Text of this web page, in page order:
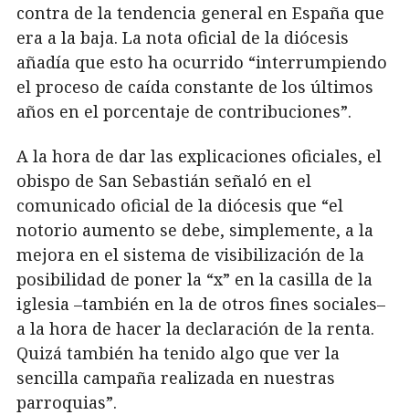
contra de la tendencia general en España que
era a la baja. La nota oficial de la diócesis
añadía que esto ha ocurrido “interrumpiendo
el proceso de caída constante de los últimos
años en el porcentaje de contribuciones”.
A la hora de dar las explicaciones oficiales, el
obispo de San Sebastián señaló en el
comunicado oficial de la diócesis que “el
notorio aumento se debe, simplemente, a la
mejora en el sistema de visibilización de la
posibilidad de poner la “x” en la casilla de la
iglesia –también en la de otros fines sociales–
a la hora de hacer la declaración de la renta.
Quizá también ha tenido algo que ver la
sencilla campaña realizada en nuestras
parroquias”.